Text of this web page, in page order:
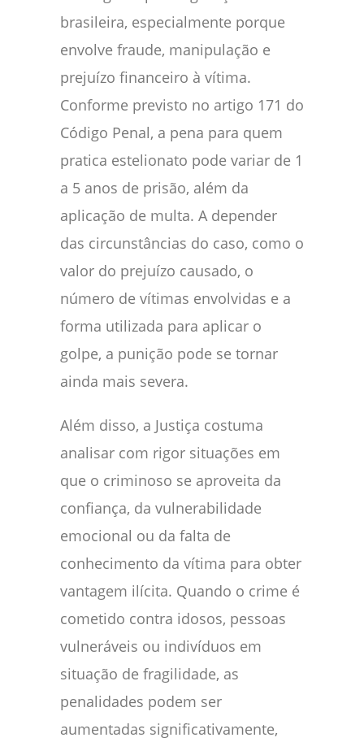
brasileira, especialmente porque
envolve fraude, manipulação e
prejuízo financeiro à vítima.
Conforme previsto no artigo 171 do
Código Penal, a pena para quem
pratica estelionato pode variar de 1
a 5 anos de prisão, além da
aplicação de multa. A depender
das circunstâncias do caso, como o
valor do prejuízo causado, o
número de vítimas envolvidas e a
forma utilizada para aplicar o
golpe, a punição pode se tornar
ainda mais severa.
Além disso, a Justiça costuma
analisar com rigor situações em
que o criminoso se aproveita da
confiança, da vulnerabilidade
emocional ou da falta de
conhecimento da vítima para obter
vantagem ilícita. Quando o crime é
cometido contra idosos, pessoas
vulneráveis ou indivíduos em
situação de fragilidade, as
penalidades podem ser
aumentadas significativamente,